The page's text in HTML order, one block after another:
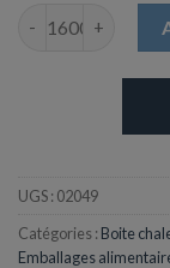
UGS : 02049
Catégories : Boite
Emballages